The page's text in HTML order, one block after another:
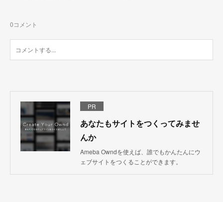
0コメント
PR
あなたもサイトをつくってみませ
んか
Ameba Owndを使えば、誰でもかんたんにウ
ェブサイトをつくることができます。